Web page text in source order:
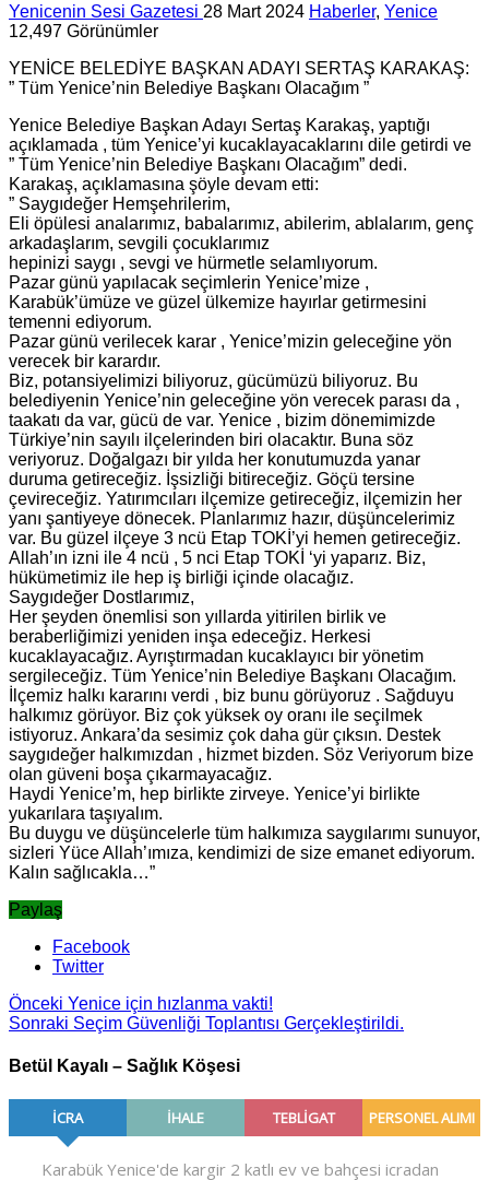
Yenicenin Sesi Gazetesi 28 Mart 2024 Haberler, Yenice
12,497 Görünümler
YENİCE BELEDİYE BAŞKAN ADAYI SERTAŞ KARAKAŞ:
” Tüm Yenice’nin Belediye Başkanı Olacağım ”
Yenice Belediye Başkan Adayı Sertaş Karakaş, yaptığı
açıklamada , tüm Yenice’yi kucaklayacaklarını dile getirdi ve
” Tüm Yenice’nin Belediye Başkanı Olacağım” dedi.
Karakaş, açıklamasına şöyle devam etti:
” Saygıdeğer Hemşehrilerim,
Eli öpülesi analarımız, babalarımız, abilerim, ablalarım, genç
arkadaşlarım, sevgili çocuklarımız
hepinizi saygı , sevgi ve hürmetle selamlıyorum.
Pazar günü yapılacak seçimlerin Yenice’mize ,
Karabük’ümüze ve güzel ülkemize hayırlar getirmesini
temenni ediyorum.
Pazar günü verilecek karar , Yenice’mizin geleceğine yön
verecek bir karardır.
Biz, potansiyelimizi biliyoruz, gücümüzü biliyoruz. Bu
belediyenin Yenice’nin geleceğine yön verecek parası da ,
taakatı da var, gücü de var. Yenice , bizim dönemimizde
Türkiye’nin sayılı ilçelerinden biri olacaktır. Buna söz
veriyoruz. Doğalgazı bir yılda her konutumuzda yanar
duruma getireceğiz. İşsizliği bitireceğiz. Göçü tersine
çevireceğiz. Yatırımcıları ilçemize getireceğiz, ilçemizin her
yanı şantiyeye dönecek. Planlarımız hazır, düşüncelerimiz
var. Bu güzel ilçeye 3 ncü Etap TOKİ’yi hemen getireceğiz.
Allah’ın izni ile 4 ncü , 5 nci Etap TOKİ ‘yi yaparız. Biz,
hükümetimiz ile hep iş birliği içinde olacağız.
Saygıdeğer Dostlarımız,
Her şeyden önemlisi son yıllarda yitirilen birlik ve
beraberliğimizi yeniden inşa edeceğiz. Herkesi
kucaklayacağız. Ayrıştırmadan kucaklayıcı bir yönetim
sergileceğiz. Tüm Yenice’nin Belediye Başkanı Olacağım.
İlçemiz halkı kararını verdi , biz bunu görüyoruz . Sağduyu
halkımız görüyor. Biz çok yüksek oy oranı ile seçilmek
istiyoruz. Ankara’da sesimiz çok daha gür çıksın. Destek
saygıdeğer halkımızdan , hizmet bizden. Söz Veriyorum bize
olan güveni boşa çıkarmayacağız.
Haydi Yenice’m, hep birlikte zirveye. Yenice’yi birlikte
yukarılara taşıyalım.
Bu duygu ve düşüncelerle tüm halkımıza saygılarımı sunuyor,
sizleri Yüce Allah’ımıza, kendimizi de size emanet ediyorum.
Kalın sağlıcakla…”
Paylaş
Facebook
Twitter
Önceki Yenice için hızlanma vakti!
Sonraki Seçim Güvenliği Toplantısı Gerçekleştirildi.
Betül Kayalı – Sağlık Köşesi